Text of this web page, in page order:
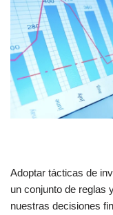
Adoptar tácticas de
un conjunto de reglas
nuestras decisiones